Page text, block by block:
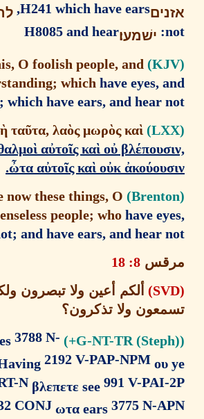
H241 which have ears, להם
ישׁמעו׃ H8085 and hear
this, O foolish people, and
whichhave eyes,
not; which have ears, and hear
σατε δὴταῦτα, λαὸς μωρ ὸς καὶ
ὀφθαλμοὶαὐτοῖς καὶοὐβλέ
ὦτα αὐτοῖς καὶοὐκἀκού
ye now these things, O
and senseless people; whohave
see not; and have ears, and hear
8: 18
ألكم أعين ولا تبصرون ولكم
ولا تذكرون؟
eyes3788 N-
Having2192 V-PAP-NPM
PRT-Nβλεπετε see991 V-
2532 CONJωτα ears3775 N-